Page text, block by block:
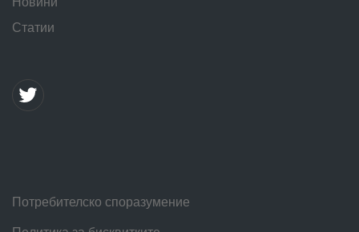
Статии
Потребителско споразумение